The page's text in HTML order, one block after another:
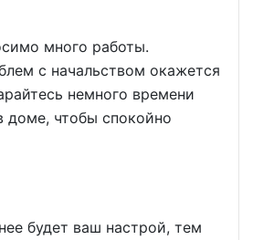
много работы.
с начальством окажется
немного времени
доме, чтобы спокойно
будет ваш настрой, тем